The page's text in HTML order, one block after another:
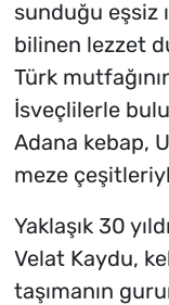
sunduğu eşsiz
bilinen lezzet
Türk
İsveçlilerle
Adana kebap,
meze
Yaklaşık 30
Velat Kaydu,
taşımanın